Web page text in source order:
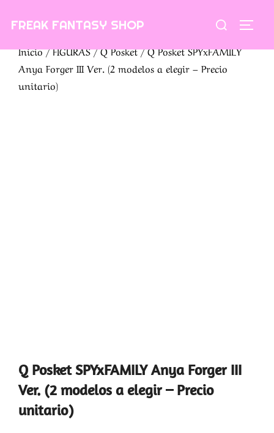
FREAK FANTASY SHOP Buscar:
Inicio/FIGURAS/Q Posket/ Q Posket SPYxFAMILY
Anya Forger III Ver. (2 modelos a elegir – Precio
unitario)
Q Posket SPYxFAMILY Anya Forger III
Ver. (2 modelos a elegir – Precio
unitario)